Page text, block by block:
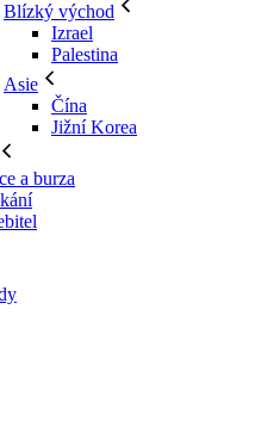
Blízký východ
Izrael
Palestina
Asie
Čína
Jižní Korea
a burza